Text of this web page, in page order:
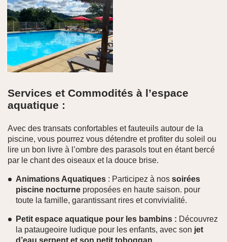
Services et Commodités à l’espace
aquatique :
Avec des transats confortables et fauteuils autour de la
piscine, vous pourrez vous détendre et profiter du soleil ou
lire un bon livre à l’ombre des parasols tout en étant bercé
par le chant des oiseaux et la douce brise.
Animations Aquatiques : Participez à nos soirées
piscine nocturne proposées en haute saison. pour
toute la famille, garantissant rires et convivialité.
Petit espace aquatique pour les bambins : Découvrez
la pataugeoire ludique pour les enfants, avec son jet
d’eau serpent et son petit toboggan.